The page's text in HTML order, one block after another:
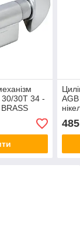
30T 34 -
34
30/